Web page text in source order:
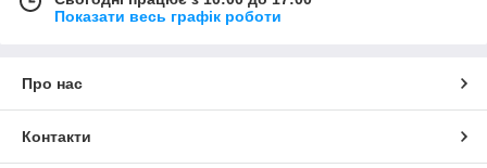
Показати весь графік роботи
Про нас
Контакти